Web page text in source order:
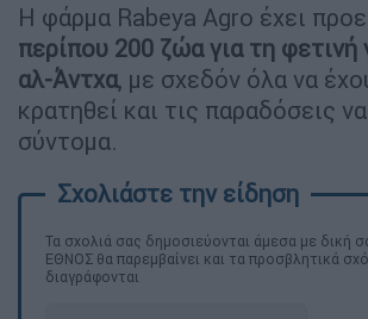
Η φάρμα Rabeya Agro έχει
περίπου 200 ζώα για τη φετινή
αλ-Άντχα, με σχεδόν όλα να
κρατηθεί και τις παραδόσεις
σύντομα.
Τα σχολιά σας δημοσιεύονται άμεσα με δική
ΕΘΝΟΣ θα παρεμβαίνει και τα προσβλητικά
διαγράφονται